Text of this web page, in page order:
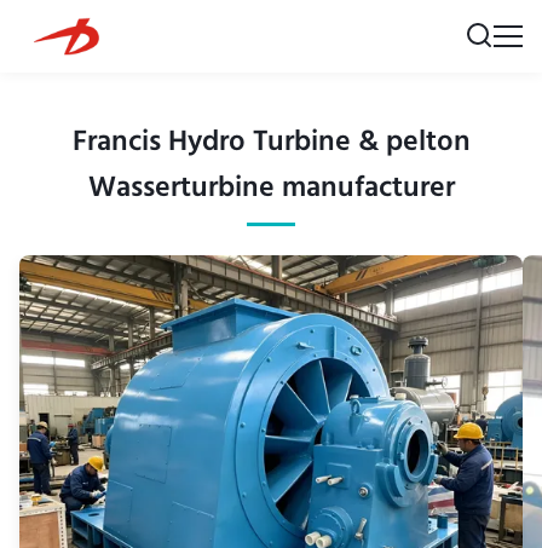
Francis Hydro Turbine & pelton
Wasserturbine manufacturer